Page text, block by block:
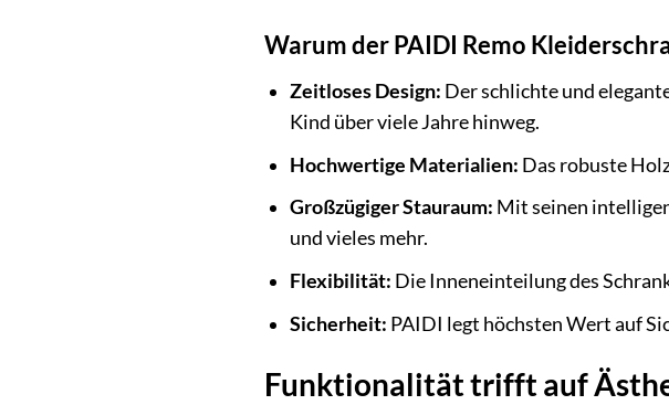
Warum der PAIDI Remo
Zeitloses Design: Der schlichte und
Kind über viele Jahre hinweg.
Hochwertige Materialien: Das robuste
Großzügiger Stauraum: Mit seinen
und vieles mehr.
Flexibilität: Die Inneneinteilung des
Sicherheit: PAIDI legt höchsten Wert auf
Funktionalität trifft auf